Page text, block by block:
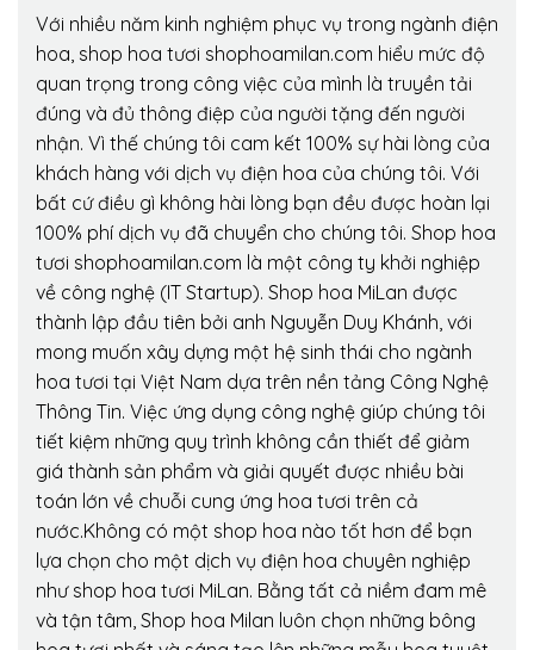
Với nhiều năm kinh nghiệm phục vụ trong ngành điện
hoa, shop hoa tươi shophoamilan.com hiểu mức độ
quan trọng trong công việc của mình là truyền tải
đúng và đủ thông điệp của người tặng đến người
nhận. Vì thế chúng tôi cam kết 100% sự hài lòng của
khách hàng với dịch vụ điện hoa của chúng tôi. Với
bất cứ điều gì không hài lòng bạn đều được hoàn lại
100% phí dịch vụ đã chuyển cho chúng tôi. Shop hoa
tươi shophoamilan.com là một công ty khởi nghiệp
về công nghệ (IT Startup). Shop hoa MiLan được
thành lập đầu tiên bởi anh Nguyễn Duy Khánh, với
mong muốn xây dựng một hệ sinh thái cho ngành
hoa tươi tại Việt Nam dựa trên nền tảng Công Nghệ
Thông Tin. Việc ứng dụng công nghệ giúp chúng tôi
tiết kiệm những quy trình không cần thiết để giảm
giá thành sản phẩm và giải quyết được nhiều bài
toán lớn về chuỗi cung ứng hoa tươi trên cả
nước.Không có một shop hoa nào tốt hơn để bạn
lựa chọn cho một dịch vụ điện hoa chuyên nghiệp
như shop hoa tươi MiLan. Bằng tất cả niềm đam mê
và tận tâm, Shop hoa Milan luôn chọn những bông